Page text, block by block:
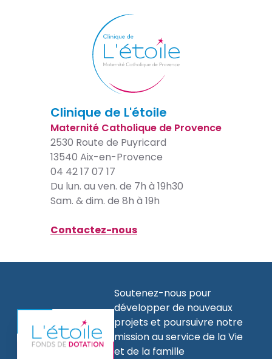
Clinique de L'étoile
Maternité Catholique de Provence
2530 Route de Puyricard
13540 Aix-en-Provence
04 42 17 07 17
Du lun. au ven. de 7h à 19h30
Sam. & dim. de 8h à 19h
Contactez-nous
Soutenez-nous pour
développer de nouveaux
projets et poursuivre notre
mission au service de la Vie
et de la famille